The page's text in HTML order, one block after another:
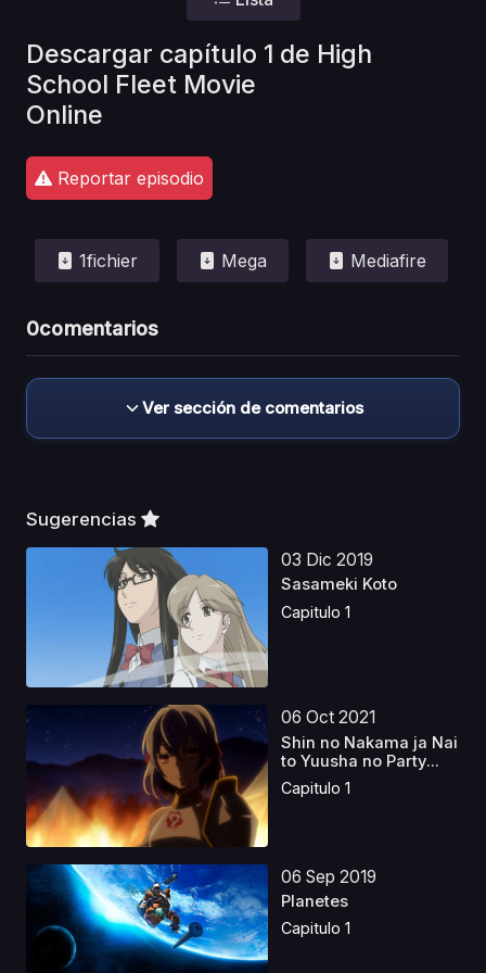
Descargar capítulo 1 de High
School Fleet Movie
Online
Reportar episodio
1fichier Mega Mediafire
0comentarios
Ver sección de comentarios
Sugerencias
03 Dic 2019
Sasameki Koto
Capitulo 1
06 Oct 2021
Shin no Nakama ja Nai
to Yuusha no Party...
Capitulo 1
06 Sep 2019
Planetes
Capitulo 1